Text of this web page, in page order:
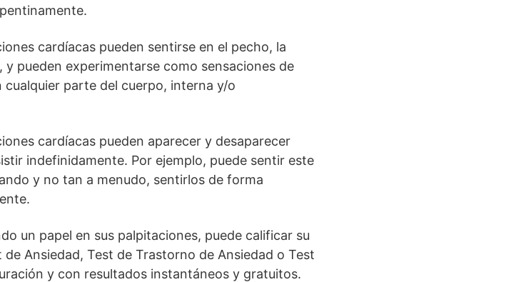
cardíacas pueden sentirse en el pecho, la
pueden experimentarse como sensaciones de
cualquier parte del cuerpo, interna y/o
cardíacas pueden aparecer y desaparecer
indefinidamente. Por ejemplo, puede sentir este
y no tan a menudo, sentirlos de forma
un papel en sus palpitaciones, puede calificar su
Ansiedad, Test de Trastorno de Ansiedad o Test
y con resultados instantáneos y gratuitos.